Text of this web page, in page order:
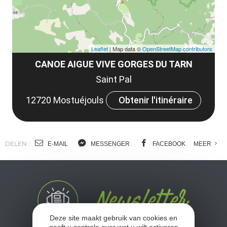
CANOE AIGUE VIVE GORGES DU TARN
Saint Pal
12720 Mostuéjouls
Obtenir l'itinéraire
Leaflet | Map data ©OpenStreetMap contributors
DELEN : E-MAIL MESSENGER FACEBOOK MEER
Deze site maakt gebruik van cookies en